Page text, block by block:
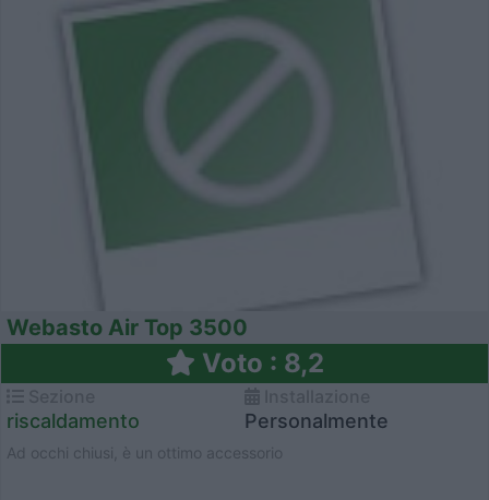
Webasto Air Top 3500
Voto : 8,2
riscaldamento Personalmente
Ad occhi chiusi, è un ottimo accessorio